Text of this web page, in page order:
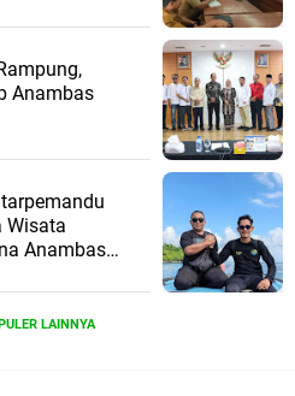
Anambas
Wisata
Anambas
LAINNYA